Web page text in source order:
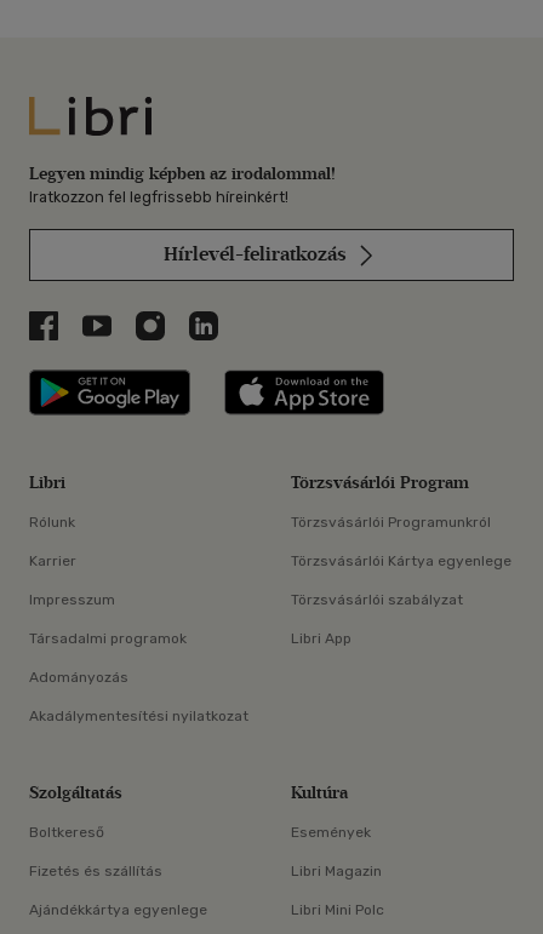
Libri
Legyen mindig képben az irodalommal!
Iratkozzon fel legfrissebb híreinkért!
Hírlevél-feliratkozás
Libri a Facebookon
Libri a Youtube-on
Libri az Instagramon
Libri a LinkedInen
Libri applikáció Szerezd meg: Google
Libri
Rólunk
Karrier
Impresszum
Társadalmi programok
Adományozás
Akadálymentesítési nyilatkozat
Törzsvásárlói Program
Törzsvásárlói Programunkról
Törzsvásárlói Kártya egyenlege
Törzsvásárlói szabályzat
Libri App
Szolgáltatás
Boltkereső
Fizetés és szállítás
Ajándékkártya egyenlege
Kultúra
Események
Libri Magazin
Libri Mini Polc